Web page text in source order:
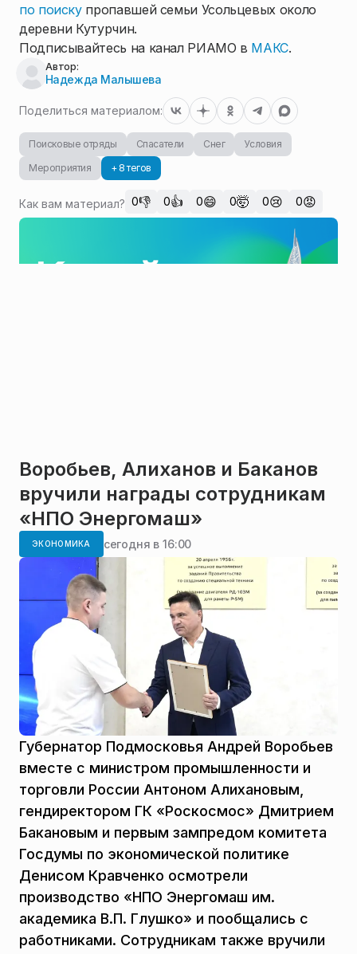
по поискупропавшей семьи Усольцевых около
деревни Кутурчин.
Подписывайтесь на канал РИАМО в МАКС.
Автор:
Надежда Малышева
Поделиться материалом:
Поисковые отряды Спасатели Снег
Условия
Мероприятия
+ 8 тегов
Как вам материал? 0👎 0👍 0😄 0🤯 0😢 0😡
Воробьев, Алиханов и Баканов
вручили награды сотрудникам
«НПО Энергомаш»
ЭКОНОМИКА сегодня в 16:00
Губернатор Подмосковья Андрей Воробьев
вместе с министром промышленности и
торговли России Антоном Алихановым,
гендиректором ГК «Роскосмос» Дмитрием
Бакановым и первым зампредом комитета
Госдумы по экономической политике
Денисом Кравченко осмотрели
производство «НПО Энергомаш им.
академика В.П. Глушко» и пообщались с
работниками. Сотрудникам также вручили